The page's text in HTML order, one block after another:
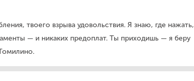
твоего взрыва удовольствия. Я знаю, где нажать,
— и никаких предоплат. Ты приходишь — я беру